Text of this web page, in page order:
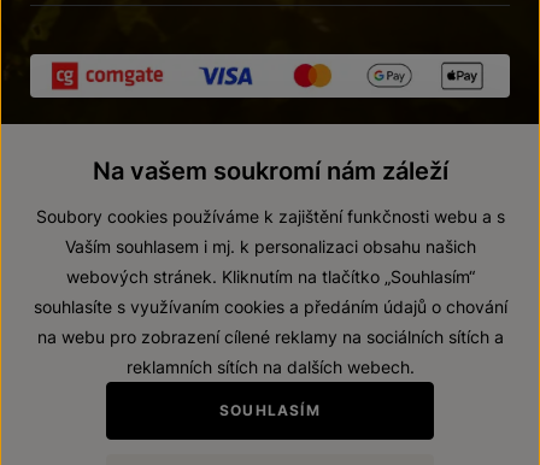
© 2026 ZNOVÍN ZNOJMO, a. s.
Prohlášení o přístupnosti
Zákaz prodeje alkoholických nápojů osobám mladším 18 let.
Na vašem soukromí nám záleží
Soubory cookies používáme k zajištění funkčnosti webu a s
Vaším souhlasem i mj. k personalizaci obsahu našich
webových stránek. Kliknutím na tlačítko „Souhlasím“
souhlasíte s využívaním cookies a předáním údajů o chování
na webu pro zobrazení cílené reklamy na sociálních sítích a
reklamních sítích na dalších webech.
SOUHLASÍM